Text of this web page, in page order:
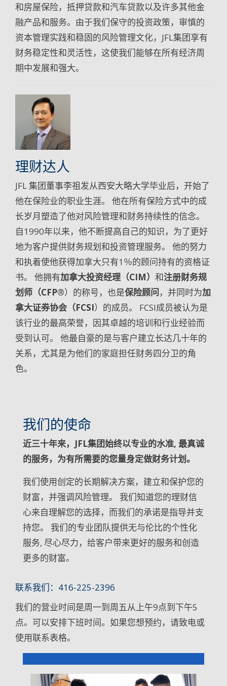
和房屋保险，抵押贷款和汽车贷款以及许多其他金
融产品和服务。由于我们保守的投资政策，审慎的
资本管理实践和稳固的风险管理文化，JFL集团享有
财务稳定性和灵活性，这使我们能够在所有经济周
期中发展和强大。
理财达人
JFL 集团董事李祖发从西安大略大学毕业后，开始了
他在保险业的职业生涯。 他在所有保险方式中的成
长岁月塑造了他对风险管理和财务持续性的信念。
自1990年以来，他不断提高自己的知识，为了更好
地为客户提供财务规划和投资管理服务。 他的努力
和执着使他获得加拿大只有1％的顾问持有的资格证
书。 他拥有加拿大投资经理（CIM） 和注册财务规
划师（CFP®）的称号，也是保险顾问，并同时为加
拿大证券协会（FCSI）的成员。 FCSI成员被认为是
该行业的最高荣誉，因其卓越的培训和行业经验而
受到认可。 他最自豪的是与客户建立长达几十年的
关系，尤其是为他们的家庭担任财务四分卫的角
色。
我们的使命
近三十年来，JFL集团始终以专业的水准, 最真诚
的服务，为有所需要的您量身定做财务计划。
我们使用创定的长期解决方案，建立和保护您的
财富，并强调风险管理。 我们知道您的理财信
心来自理解您的选择，而我们的承诺是指导并支
持您。 我们的专业团队提供无与伦比的个性化
服务, 尽心尽力，给客户带来更好的服务和创造
更多的财富。
联系我们：416-225-2396
我们的营业时间是周一到周五从上午9点到下午5
点。可以安排下班时间。如果您想预约，请致电或
使用联系表格。